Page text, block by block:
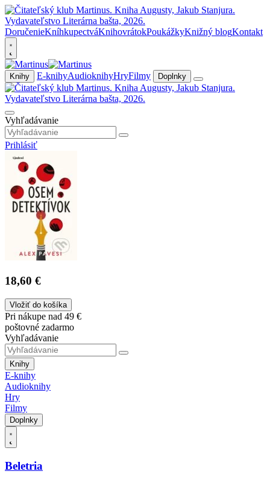
DoručenieKníhkupectváKnihovrátokPoukážkyKnižný blogKontakt
Knihy E-knihyAudioknihyHryFilmy Doplnky
Vyhľadávanie
Prihlásiť
18,60 €
Vložiť do košíka
Pri nákupe nad 49 €
poštovné zadarmo
Vyhľadávanie
Knihy
E-knihy
Audioknihy
Hry
Filmy
Doplnky
Beletria